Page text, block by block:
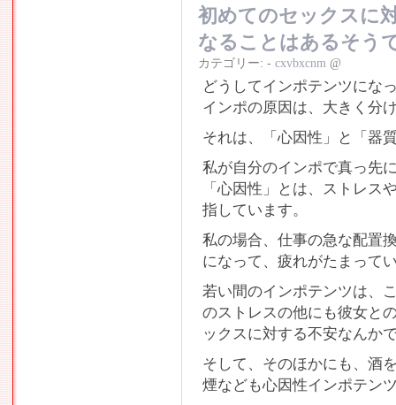
初めてのセックスに
なることはあるそう
カテゴリー: - cxvbxcnm @
どうしてインポテンツにな
インポの原因は、大きく分
それは、「心因性」と「器
私が自分のインポで真っ先
「心因性」とは、ストレス
指しています。
私の場合、仕事の急な配置
になって、疲れがたまって
若い間のインポテンツは、
のストレスの他にも彼女と
ックスに対する不安なんか
そして、そのほかにも、酒
煙なども心因性インポテン